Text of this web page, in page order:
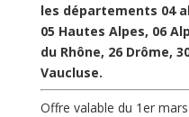
les départements 04
05 Hautes Alpes, 06
du Rhône, 26 Drôme,
Vaucluse.
Offre valable du 1er